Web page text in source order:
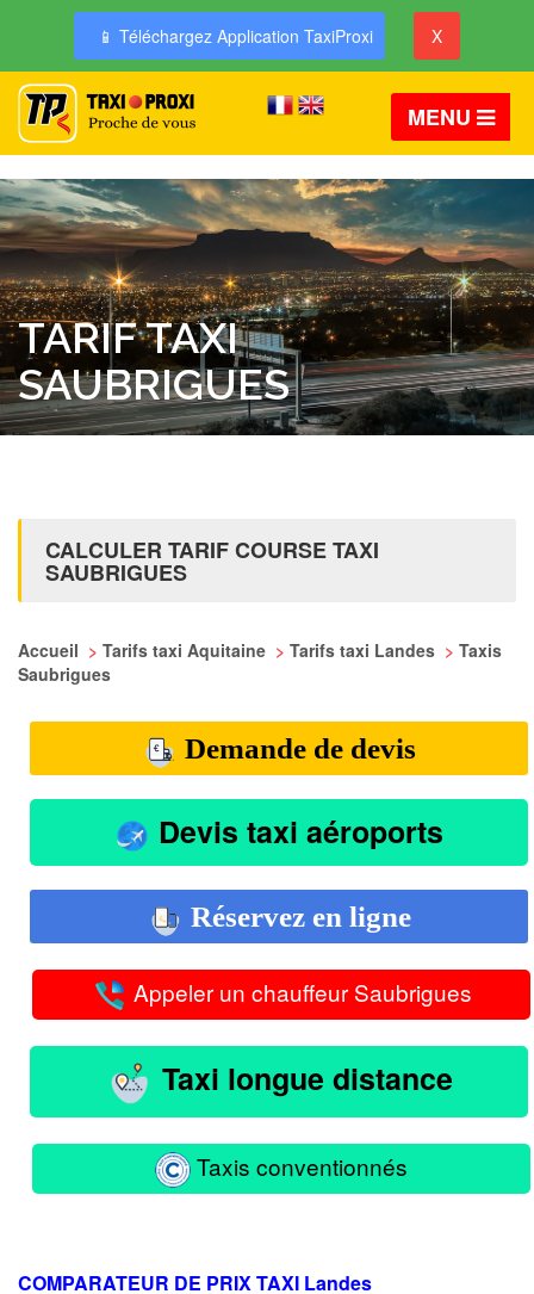
📱 Téléchargez Application TaxiProxi X
MENU
TARIF TAXI
SAUBRIGUES
CALCULER TARIF COURSE TAXI
SAUBRIGUES
Accueil > Tarifs taxi Aquitaine > Tarifs taxi Landes > Taxis
Saubrigues
Demande de devis
Devis taxi aéroports
Réservez en ligne
Appeler un chauffeur Saubrigues
Taxi longue distance
Taxis conventionnés
COMPARATEUR DE PRIX TAXI Landes